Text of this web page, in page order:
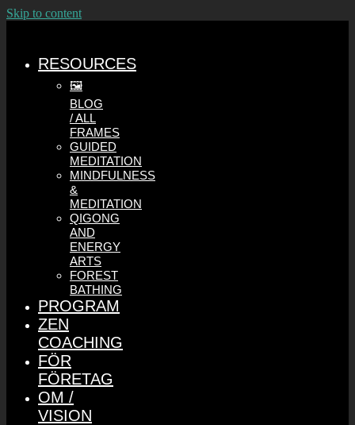
Skip to content
RESOURCES
🖼️
BLOG
/ ALL
FRAMES
GUIDED
MEDITATION
MINDFULNESS
&
MEDITATION
QIGONG
AND
ENERGY
ARTS
FOREST
BATHING
PROGRAM
ZEN
COACHING
FÖR
FÖRETAG
OM /
VISION